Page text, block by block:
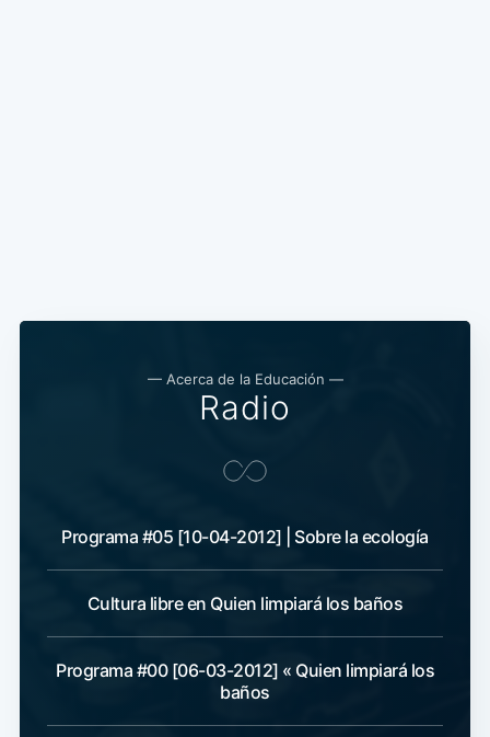
— Acerca de la Educación —
Radio
Programa #05 [10-04-2012] | Sobre la ecología
Cultura libre en Quien limpiará los baños
Programa #00 [06-03-2012] « Quien limpiará los
baños